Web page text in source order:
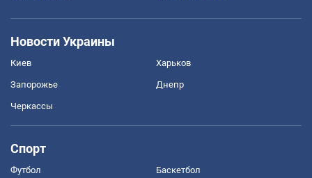
Новости Украины
Киев Харьков
Запорожье Днепр
Черкассы
Спорт
Футбол Баскетбол